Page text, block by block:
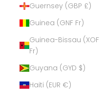
Guernsey (GBP £)
Guinea (GNF Fr)
Guinea-Bissau (XOF
Fr)
Guyana (GYD $)
Haiti (EUR €)